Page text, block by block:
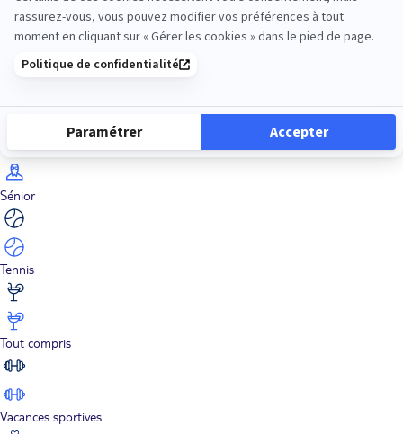
Road Trips
Sénior
Tennis
Tout compris
Vacances sportives